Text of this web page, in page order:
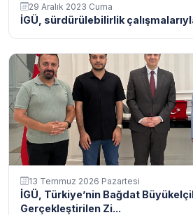
29 Aralık 2023 Cuma
İGÜ, sürdürülebilirlik
13 Temmuz 2026 Pazartesi
İGÜ, Türkiye’nin Bağdat
Gerçekleştirilen Zi...